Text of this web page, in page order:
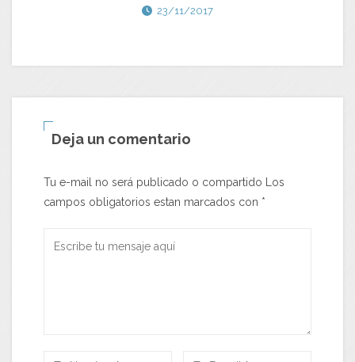
23/11/2017
Deja un comentario
Tu e-mail no será publicado o compartido Los
campos obligatorios estan marcados con *